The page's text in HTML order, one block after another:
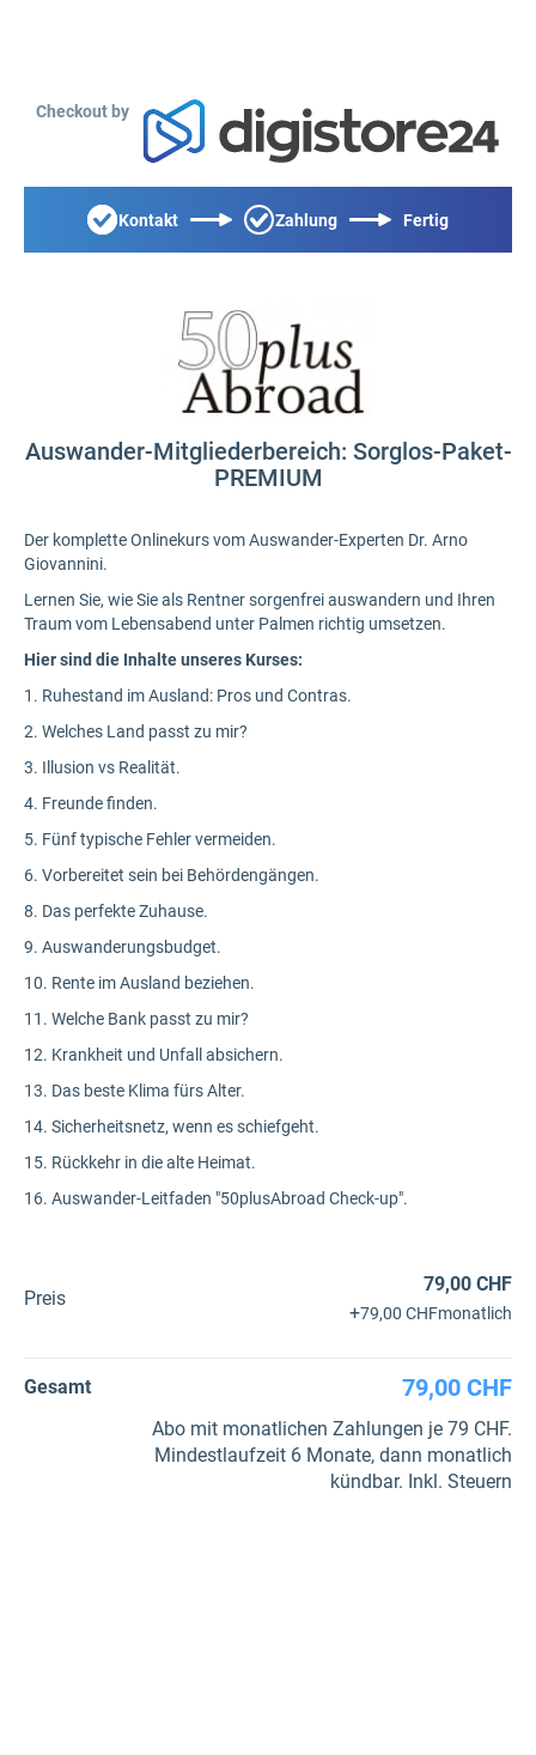
Checkout by
Kontakt Zahlung Fertig
Auswander-Mitgliederbereich: Sorglos-Paket-
PREMIUM
Der komplette Onlinekurs vom Auswander-Experten Dr. Arno
Giovannini.
Lernen Sie, wie Sie als Rentner sorgenfrei auswandern und Ihren
Traum vom Lebensabend unter Palmen richtig umsetzen.
Hier sind die Inhalte unseres Kurses:
1. Ruhestand im Ausland: Pros und Contras.
2. Welches Land passt zu mir?
3. Illusion vs Realität.
4. Freunde finden.
5. Fünf typische Fehler vermeiden.
6. Vorbereitet sein bei Behördengängen.
8. Das perfekte Zuhause.
9. Auswanderungsbudget.
10. Rente im Ausland beziehen.
11. Welche Bank passt zu mir?
12. Krankheit und Unfall absichern.
13. Das beste Klima fürs Alter.
14. Sicherheitsnetz, wenn es schiefgeht.
15. Rückkehr in die alte Heimat.
16. Auswander-Leitfaden "50plusAbroad Check-up".
Preis
79,00 CHF
+79,00 CHFmonatlich
Gesamt 79,00 CHF
Abo mit monatlichen Zahlungen je 79 CHF.
Mindestlaufzeit 6 Monate, dann monatlich
kündbar. Inkl. Steuern